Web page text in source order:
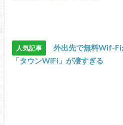
人気記事
外出先で無料Wif-Fi
「タウンWiFi」が凄すぎる